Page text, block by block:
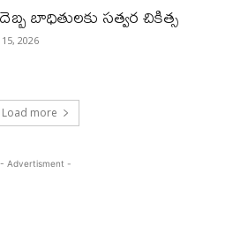
బాధితులకు సత్వర చికిత్స
2026
Load more
- Advertisment -